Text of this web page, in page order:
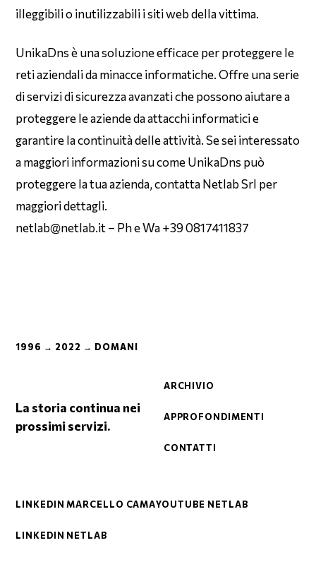
illeggibili o inutilizzabili i siti web della vittima.
UnikaDns è una soluzione efficace per proteggere le
reti aziendali da minacce informatiche. Offre una serie
di servizi di sicurezza avanzati che possono aiutare a
proteggere le aziende da attacchi informatici e
garantire la continuità delle attività. Se sei interessato
a maggiori informazioni su come UnikaDns può
proteggere la tua azienda, contatta Netlab Srl per
maggiori dettagli.
netlab@netlab.it – Ph e Wa +39 0817411837
1996 → 2022 → DOMANI
La storia continua nei
prossimi servizi.
ARCHIVIO
APPROFONDIMENTI
CONTATTI
LINKEDIN MARCELLO CAMAYOUTUBE NETLAB
LINKEDIN NETLAB